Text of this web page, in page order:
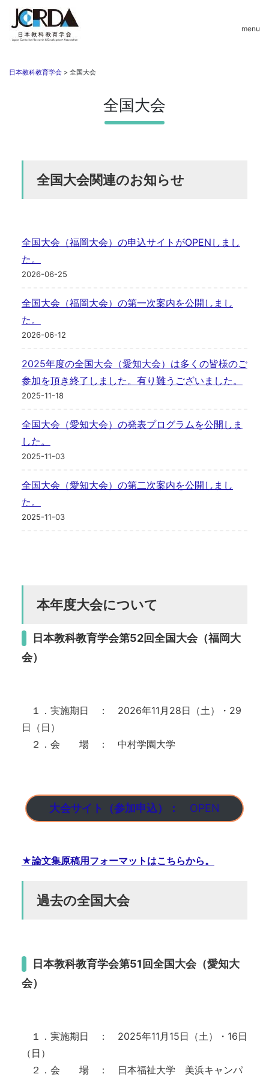
menu
日本教科教育学会 > 全国大会
全国大会
全国大会関連のお知らせ
全国大会（福岡大会）の申込サイトがOPENしまし
た。
2026-06-25
全国大会（福岡大会）の第一次案内を公開しまし
た。
2026-06-12
2025年度の全国大会（愛知大会）は多くの皆様のご
参加を頂き終了しました。有り難うございました。
2025-11-18
全国大会（愛知大会）の発表プログラムを公開しま
した。
2025-11-03
全国大会（愛知大会）の第二次案内を公開しまし
た。
2025-11-03
本年度大会について
日本教科教育学会第52回全国大会（福岡大
会）
１．実施期日 ： 2026年11月28日（土）・29
日（日）
２．会 場 ： 中村学園大学
大会サイト（参加申込）： OPEN
★論文集原稿用フォーマットはこちらから。
過去の全国大会
日本教科教育学会第51回全国大会（愛知大
会）
１．実施期日 ： 2025年11月15日（土）・16日
（日）
２．会 場 ： 日本福祉大学 美浜キャンパ